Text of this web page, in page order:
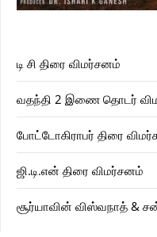
டி சி திரை விமர்சனம்
வதந்தி 2 இணை தொடர்
போட்டோகிராபர் திரை
ஜி.டி.என் திரை விமர்சனம்
சூர்யாவின் விஸ்வநாத் &